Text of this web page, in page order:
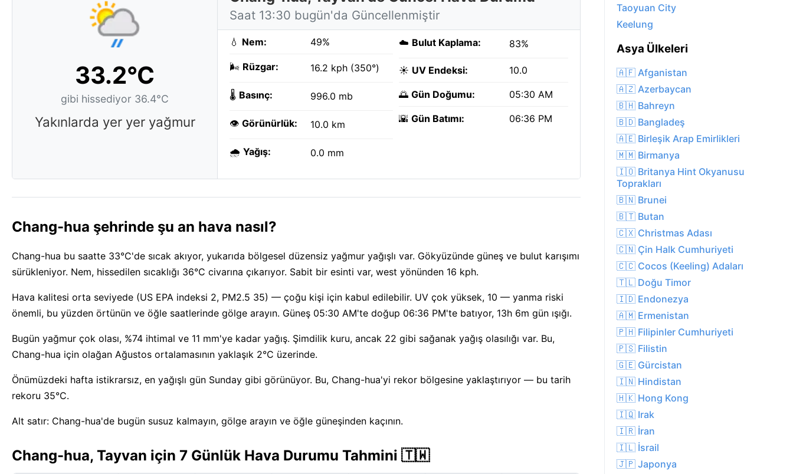
33.2°C
gibi hissediyor 36.4°C
Yakınlarda yer yer yağmur
Saat 13:30 bugün'da Güncellenmiştir
💧 Nem: 49%
🌬️ Rüzgar: 16.2 kph (350°)
🌡️ Basınç: 996.0 mb
👁️ Görünürlük: 10.0 km
🌧️ Yağış: 0.0 mm
☁️ Bulut Kaplama: 83%
☀️ UV Endeksi: 10.0
🌅 Gün Doğumu: 05:30 AM
🌇 Gün Batımı: 06:36 PM
Chang-hua şehrinde şu an hava nasıl?
Chang-hua bu saatte 33°C'de sıcak akıyor, yukarıda bölgesel düzensiz yağmur yağışlı var. Gökyüzünde güneş ve bulut karışımı
sürükleniyor. Nem, hissedilen sıcaklığı 36°C civarına çıkarıyor. Sabit bir esinti var, west yönünden 16 kph.
Hava kalitesi orta seviyede (US EPA indeksi 2, PM2.5 35) — çoğu kişi için kabul edilebilir. UV çok yüksek, 10 — yanma riski
önemli, bu yüzden örtünün ve öğle saatlerinde gölge arayın. Güneş 05:30 AM'te doğup 06:36 PM'te batıyor, 13h 6m gün ışığı.
Bugün yağmur çok olası, %74 ihtimal ve 11 mm'ye kadar yağış. Şimdilik kuru, ancak 22 gibi sağanak yağış olasılığı var. Bu,
Chang-hua için olağan Ağustos ortalamasının yaklaşık 2°C üzerinde.
Önümüzdeki hafta istikrarsız, en yağışlı gün Sunday gibi görünüyor. Bu, Chang-hua'yi rekor bölgesine yaklaştırıyor — bu tarih
rekoru 35°C.
Alt satır: Chang-hua'de bugün susuz kalmayın, gölge arayın ve öğle güneşinden kaçının.
Chang-hua, Tayvan için 7 Günlük Hava Durumu Tahmini 🇹🇼
Taoyuan City
Keelung
Asya Ülkeleri
🇦🇫 Afganistan
🇦🇿 Azerbaycan
🇧🇭 Bahreyn
🇧🇩 Bangladeş
🇦🇪 Birleşik Arap Emirlikleri
🇲🇲 Birmanya
🇮🇴 Britanya Hint Okyanusu
Toprakları
🇧🇳 Brunei
🇧🇹 Butan
🇨🇽 Christmas Adası
🇨🇳 Çin Halk Cumhuriyeti
🇨🇨 Cocos (Keeling) Adaları
🇹🇱 Doğu Timor
🇮🇩 Endonezya
🇦🇲 Ermenistan
🇵🇭 Filipinler Cumhuriyeti
🇵🇸 Filistin
🇬🇪 Gürcistan
🇮🇳 Hindistan
🇭🇰 Hong Kong
🇮🇶 Irak
🇮🇷 İran
🇮🇱 İsrail
🇯🇵 Japonya